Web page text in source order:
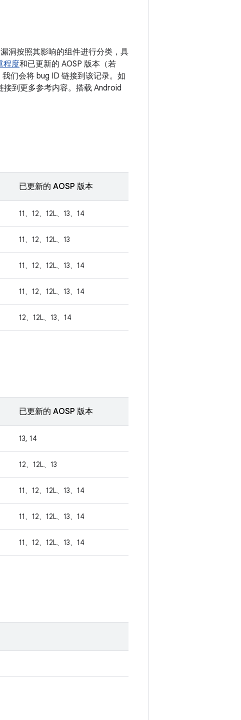
洞按照其影响的组件进行分类，具
程度和已更新的 AOSP 版本（若
们会将 bug ID 链接到该记录。如
到更多参考内容。搭载 Android
已更新的 AOSP 版本
11、12、12L、13、14
11、12、12L、13
11、12、12L、13、14
11、12、12L、13、14
12、12L、13、14
已更新的 AOSP 版本
13, 14
12、12L、13
11、12、12L、13、14
11、12、12L、13、14
11、12、12L、13、14